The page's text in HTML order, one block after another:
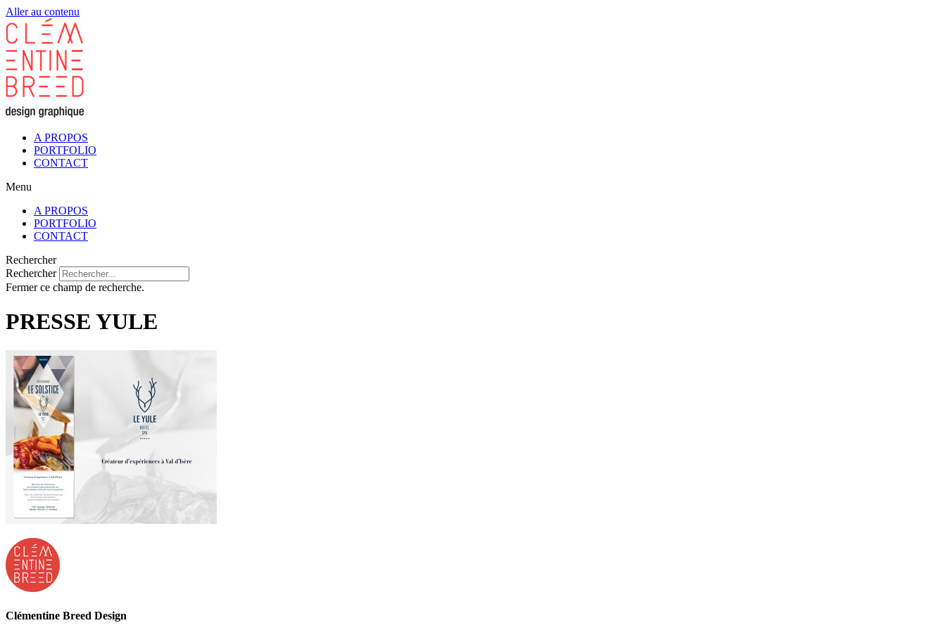
Aller au contenu
A PROPOS
PORTFOLIO
CONTACT
Menu
A PROPOS
PORTFOLIO
CONTACT
Rechercher
Rechercher
Fermer ce champ de recherche.
PRESSE YULE
Clémentine Breed Design